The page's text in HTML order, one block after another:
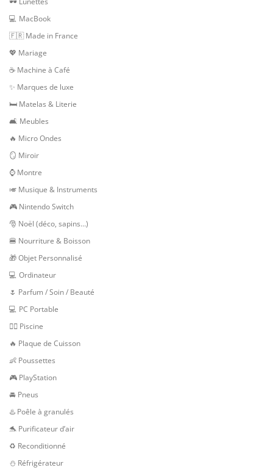
💻 MacBook
🇫🇷 Made in France
💖 Mariage
☕ Machine à Café
✨ Marques de luxe
🛏 Matelas & Literie
🛋 Meubles
🔥 Micro Ondes
🪞 Miroir
⌚ Montre
🎺 Musique & Instruments
🎮 Nintendo Switch
🎅 Noël (déco, sapins…)
🍔 Nourriture & Boisson
🎁 Objet Personnalisé
💻 Ordinateur
🌷 Parfum / Soin / Beauté
💻 PC Portable
🏊‍♂️ Piscine
🔥 Plaque de Cuisson
👶 Poussettes
🎮 PlayStation
🚘 Pneus
♨️ Poêle à granulés
🐬 Purificateur d’air
♻️ Reconditionné
⛄ Réfrigérateur